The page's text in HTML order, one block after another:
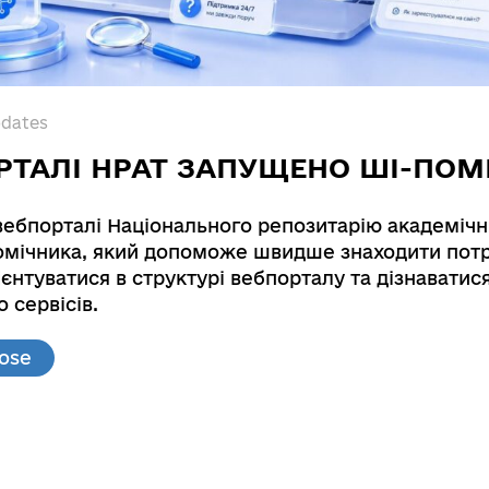
and analytical support for strategic
accounting and analytical support for strategic
НРАТ ЗАПУЩЕНО ШІ-
Національного репозитарію
який допоможе швидше знаходити
в структурі вебпорталу та